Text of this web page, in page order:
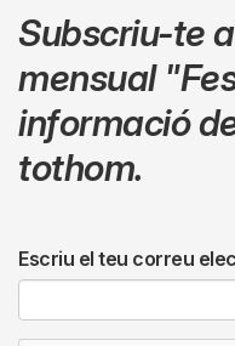
Subscriu-te
mensual
informació
tothom.
Escriu el teu correu